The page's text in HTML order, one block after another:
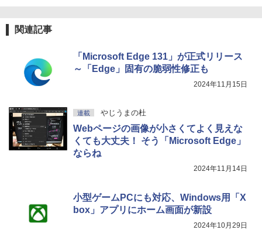
関連記事
「Microsoft Edge 131」が正式リリース
～「Edge」固有の脆弱性修正も
2024年11月15日
連載 やじうまの杜
Webページの画像が小さくてよく見えな
くても大丈夫！ そう「Microsoft Edge」
ならね
2024年11月14日
小型ゲームPCにも対応、Windows用「X
box」アプリにホーム画面が新設
2024年10月29日